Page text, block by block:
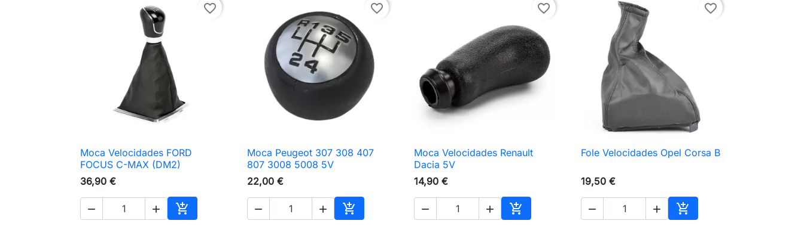
favorite_border
 Vista rápida
Moca Velocidades FORD
FOCUS C-MAX (DM2)
36,90 €
  
Adicionar ao carrinho
favorite_border
 Vista rápida
Moca Peugeot 307 308 407
807 3008 5008 5V
22,00 €
  
Adicionar ao carrinho
favorite_border
 Vista rápida
Moca Velocidades Renault
Dacia 5V
14,90 €
  
Adicionar ao carrinho
favorite_border
 Vista rápida
Fole Velocidades Opel Corsa B
19,50 €
  
Adicionar ao carrinho